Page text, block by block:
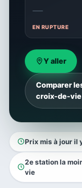
—
EN RUPTURE
Y aller
Comparer
croix-de-vie
Prix mis à jour il
2e station la
vie